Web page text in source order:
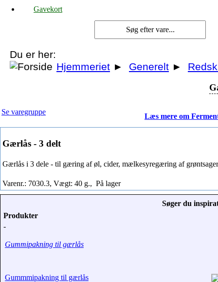
Gavekort
Du er her:
Hjemmeriet ► Generelt ►
Se varegruppe
Læs mere om
Gærlås - 3 delt
Gærlås i 3 dele - til gæring af øl, cider, mælkesyregæring af
Varenr.: 7030.3, Vægt: 40 g., På lager
Søger du
Produkter
-
Gummipakning til gærlås
Gummmipakning til gærlås